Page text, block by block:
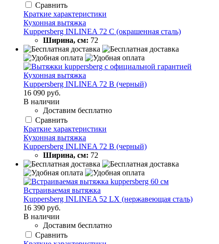
Сравнить
Краткие характеристики
Кухонная вытяжка
Kuppersberg INLINEA 72 C (окрашенная сталь)
Ширина, см: 72
Кухонная вытяжка
Kuppersberg INLINEA 72 B (черный)
16 090 руб.
В наличии
Доставим бесплатно
Сравнить
Краткие характеристики
Кухонная вытяжка
Kuppersberg INLINEA 72 B (черный)
Ширина, см: 72
Встраиваемая вытяжка
Kuppersberg INLINEA 52 LX (нержавеющая сталь)
16 390 руб.
В наличии
Доставим бесплатно
Сравнить